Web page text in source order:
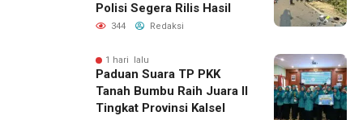
Polisi Segera Rilis Hasil
344 Redaksi
1 hari lalu
Paduan Suara TP PKK
Tanah Bumbu Raih Juara II
Tingkat Provinsi Kalsel